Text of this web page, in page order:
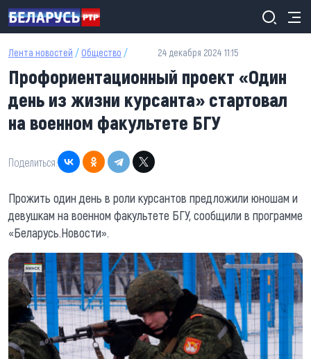
Перейти к основному содержанию
Лента новостей / Общество / 24 декабря 2024 11:15
Профориентационный проект «Один
день из жизни курсанта» стартовал
на военном факультете БГУ
Поделиться:
Прожить один день в роли курсантов предложили юношам и
девушкам на военном факультете БГУ, сообщили в программе
«Беларусь.Новости».